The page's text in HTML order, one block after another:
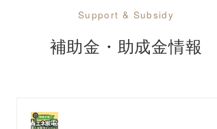
Support & Subsidy
補助金・助成金情報